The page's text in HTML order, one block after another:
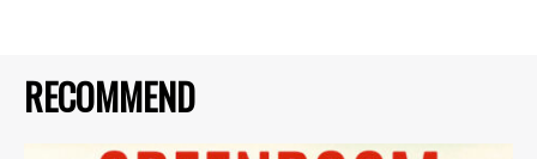
RECOMMEND